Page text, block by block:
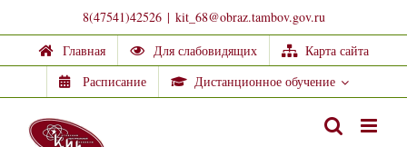
to
content
8(47541)42526 | kit_68@obraz.tambov.gov.ru
Главная
Для слабовидящих
Карта сайта
Расписание
Дистанционное обучение